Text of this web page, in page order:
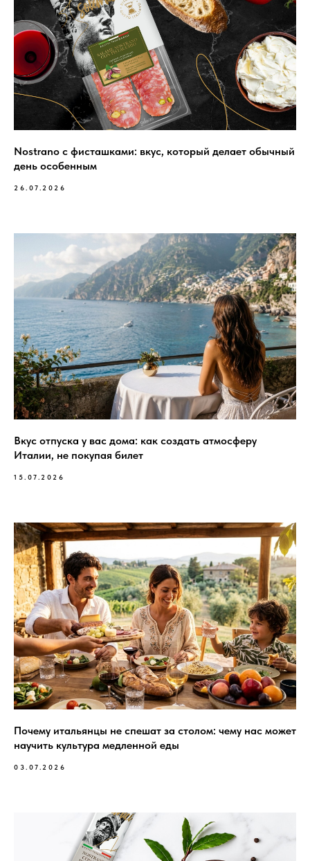
Nostrano с фисташками: вкус, который делает обычный
день особенным
26.07.2026
Вкус отпуска у вас дома: как создать атмосферу
Италии, не покупая билет
15.07.2026
Почему итальянцы не спешат за столом: чему нас может
научить культура медленной еды
03.07.2026